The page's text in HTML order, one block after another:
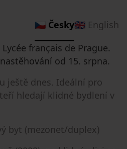
🇨🇿 Česky🇬🇧 English
français de Prague.
od 15. srpna.
ještě dnes. Ideální pro
hledají klidné bydlení v
byt (mezonet/duplex)